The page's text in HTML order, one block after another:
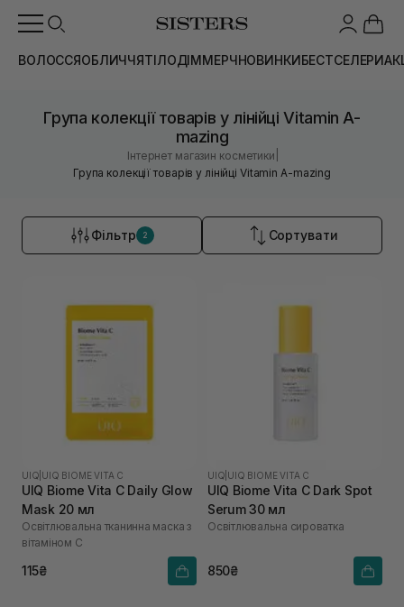
ВОЛОССЯОБЛИЧЧЯТІЛОДІММЕРЧНОВИНКИБЕСТСЕЛЕРИ
Група колекції товарів у лінійці Vitamin A-
mazing
Інтернет магазин косметики
Група колекції товарів у лінійці Vitamin A-mazing
Фільтр 2 Сортувати
UIQ UIQ BIOME VITA C
UIQ Biome Vita C Daily Glow
Mask 20 мл
Освітлювальна тканинна маска з
вітаміном C
115₴
UIQ UIQ BIOME VITA C
UIQ Biome Vita C Dark Spot
Serum 30 мл
Освітлювальна сироватка
850₴